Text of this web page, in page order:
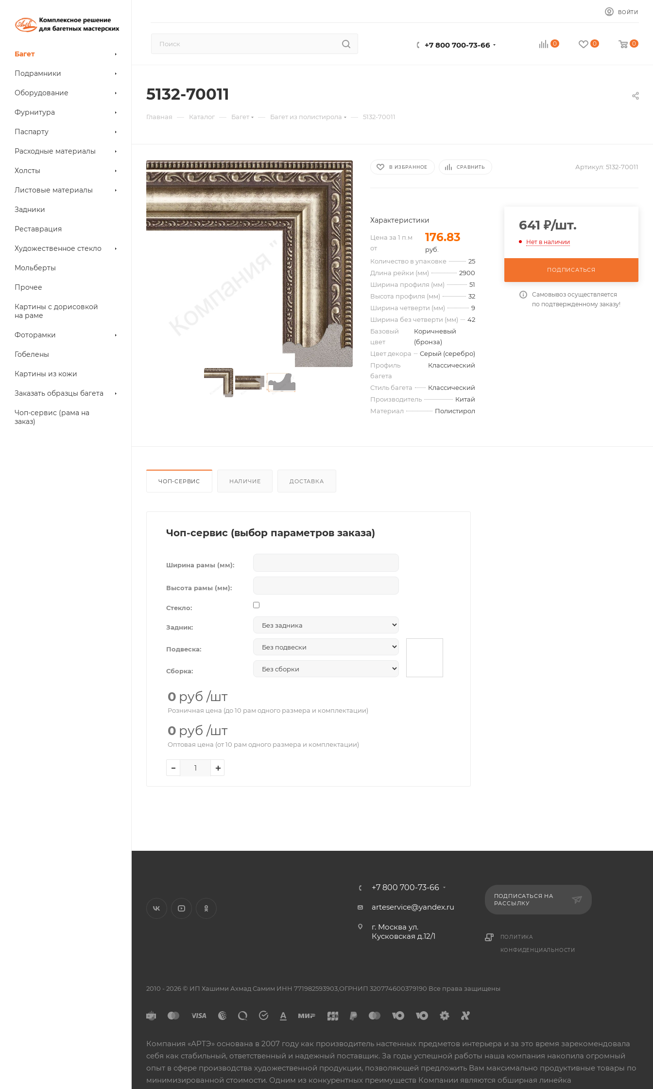
ВОЙТИ
+7 800 700-73-66 0 0 0
Багет
Подрамники
Оборудование
Фурнитура
Паспарту
Расходные материалы
Холсты
Листовые материалы
Задники
Реставрация
Художественное стекло
Мольберты
Прочее
Картины с дорисовкой
на раме
Фоторамки
Гобелены
Картины из кожи
Заказать образцы багета
Чоп-сервис (рама на
заказ)
5132-70011
Главная — Каталог — Багет — Багет из полистирола — 5132-70011
В ИЗБРАННОЕ СРАВНИТЬ Артикул: 5132-70011
Характеристики
Цена за 1 п.м
от
176.83
руб.
Количество в упаковке
25
Длина рейки (мм)
2900
Ширина профиля (мм)
51
Высота профиля (мм)
32
Ширина четверти (мм)
9
Ширина без четверти (мм)
42
Базовый
цвет
Коричневый
(бронза)
Цвет декора
Серый (серебро)
Профиль
багета
Классический
Стиль багета
Классический
Производитель
Китай
Материал
Полистирол
641 ₽/шт.
Нет в наличии
ПОДПИСАТЬСЯ
Самовывоз осуществляется
по подтвержденному заказу!
ЧОП-СЕРВИС НАЛИЧИЕ ДОСТАВКА
Чоп-сервис (выбор параметров заказа)
Ширина рамы (мм):
Высота рамы (мм):
Стекло:
Задник:
Подвеска:
Сборка:
0 руб /шт
Розничная цена (до 10 рам одного размера и комплектации)
0 руб /шт
Оптовая цена (от 10 рам одного размера и комплектации)
+7 800 700-73-66
arteservice@yandex.ru
г. Москва ул.
Кусковская д.12/1
ПОДПИСАТЬСЯ НА
РАССЫЛКУ
ПОЛИТИКА
КОНФИДЕНЦИАЛЬНОСТИ
2010 - 2026 © ИП Хашими Ахмад Самим ИНН 771982593903,ОГРНИП 320774600379190 Все права защищены
Компания «АРТЭ» основана в 2007 году как производитель настенных предметов интерьера и за это время зарекомендовала
себя как стабильный, ответственный и надежный поставщик. За годы успешной работы наша компания накопила огромный
опыт в сфере производства художественной продукции, позволяющей предложить Вам максимально продуктивные товары по
минимизированной стоимости. Одним из конкурентных преимуществ Компании являются обширная линейка